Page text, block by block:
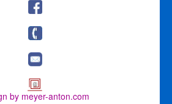
by meyer-anton.com